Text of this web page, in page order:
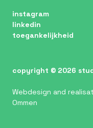
instagram
linkedin
toegankelijkheid
copyright © 2026
Webdesign and
Ommen